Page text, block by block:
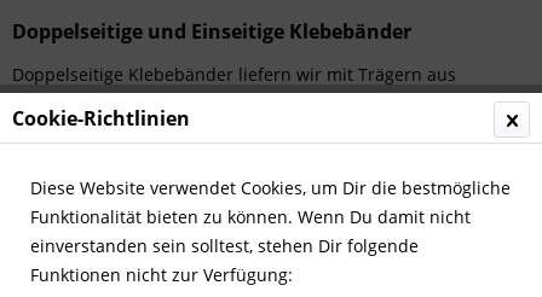
Doppelseitige und Einseitige Klebebänder
Doppelseitige Klebebänder liefern wir mit Trägern aus
Transferkleber. Abhängig von dem jeweiligen Einsatzgebiet
Cookie-Richtlinien
Diese Website verwendet Cookies, um Dir die bestmögliche
Funktionalität bieten zu können. Wenn Du damit nicht
einverstanden sein solltest, stehen Dir folgende
Funktionen nicht zur Verfügung: